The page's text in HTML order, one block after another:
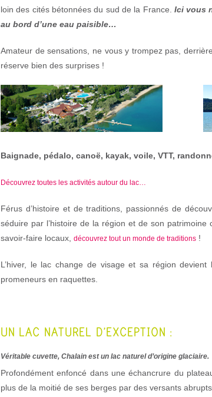
loin des cités bétonnées du sud de la France. Ici vous
au bord d’une eau paisible…
Amateur de sensations, ne vous y trompez pas,
réserve bien des surprises !
Baignade, pédalo, canoë, kayak, voile, VTT,
Découvrez toutes les activités autour du lac…
Férus d’histoire et de traditions, passionnés de
séduire par l’histoire de la région et de son patrimoine
savoir-faire locaux, découvrez tout un monde de traditions !
L’hiver, le lac change de visage et sa région
promeneurs en raquettes.
UN LAC NATUREL D’EXCEPTION :
Véritable cuvette, Chalain est un lac naturel d’origine glaciaire.
Profondément enfoncé dans une échancrure du
plus de la moitié de ses berges par des versants